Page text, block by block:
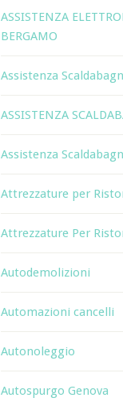
ASSISTENZA
BERGAMO
Assistenza
ASSISTENZA
Assistenza
Attrezzature per
Attrezzature Per
Autodemolizioni
Automazioni cancelli
Autonoleggio
Autospurgo Genova